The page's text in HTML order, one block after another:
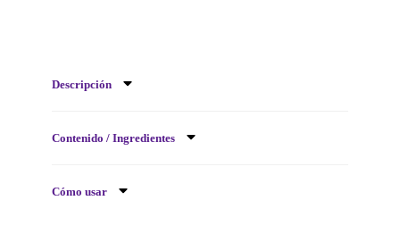
Descripción
Contenido / Ingredientes
Cómo usar